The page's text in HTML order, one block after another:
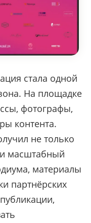
стала одной
На площадке
фотографы,
контента.
не только
масштабный
материалы
партнёрских